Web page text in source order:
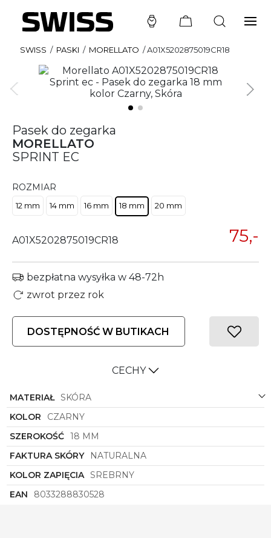
SWISS / PASKI / MORELLATO /A01X5202875019CR18
Pasek do zegarka
MORELLATO
SPRINT EC
ROZMIAR
12 mm 14 mm 16 mm 18 mm 20 mm
A01X5202875019CR18 75,-
bezpłatna wysyłka w 48-72h
zwrot przez rok
DOSTĘPNOŚĆ W BUTIKACH
CECHY
MATERIAŁ SKÓRA
KOLOR
CZARNY
SZEROKOŚĆ 18 MM
FAKTURA SKÓRY
NATURALNA
KOLOR ZAPIĘCIA SREBRNY
EAN
8033288830528